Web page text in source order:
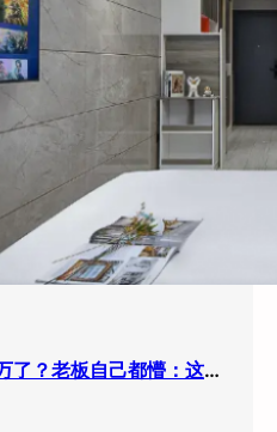
酒店的数据突然值3000万了？老板自己都懵：这玩意儿还能卖钱？